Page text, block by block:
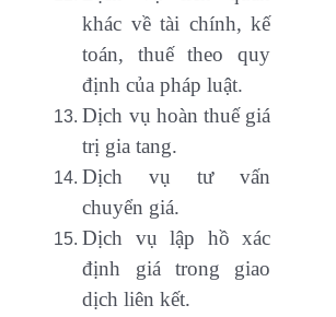
khác về tài chính, kế
toán, thuế theo quy
định của pháp luật.
Dịch vụ hoàn thuế giá
trị gia tang.
Dịch vụ tư vấn
chuyển giá.
Dịch vụ lập hồ xác
định giá trong giao
dịch liên kết.